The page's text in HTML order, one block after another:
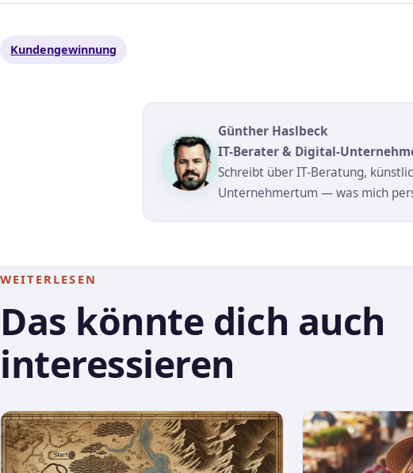
Kundengewinnung
Günther Haslbeck
IT-Berater & Digital-
Schreibt über IT-Beratung,
Unternehmertum — was mich
WEITERLESEN
Das könnte dich auch
interessieren